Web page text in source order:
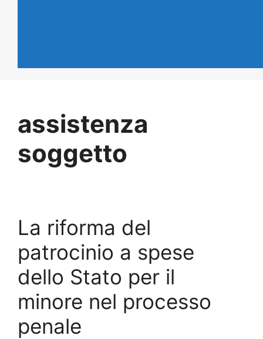
assistenza
soggetto
La riforma del
patrocinio a spese
dello Stato per il
minore nel processo
penale